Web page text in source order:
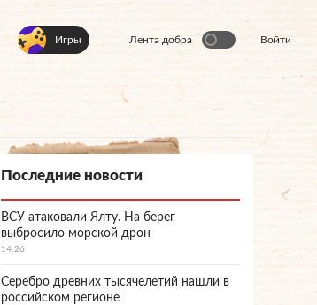
Игры Лента добра Войти
Последние новости
ВСУ атаковали Ялту. На берег
выбросило морской дрон
14:26
Серебро древних тысячелетий нашли в
российском регионе